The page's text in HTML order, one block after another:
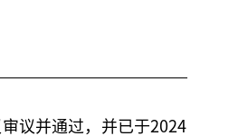
议并通过，并已于2024